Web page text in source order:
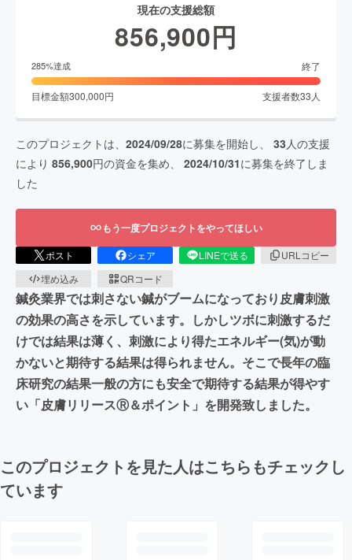
現在の支援総額
856,900円
285%達成 終了
目標金額300,000円 支援者数33 人
このプロジェクトは、 2024/09/28に募集を開始し、 33 人の支援
により 856,900円の資金を集め、 2024/10/31に募集を終了しま
した
もう一度プロジェクトをやってほしい
ポスト シェア LINEで送る
URLコピー
埋め込み
QRコード
鍼灸業界では刺さない鍼がブームになっており皮膚刺激
の効果の高さを示しています。しかしツボに刺激するだ
けでは結果は薄く、刺激により得たエネルギー(気)が動
かないと期待する結果は得られません。そこで長年の臨
床研究の結果一般の方にも安全で期待する結果が得やす
い「皮膚リリースⓇ＆ポイント」を開発致しました。
このプロジェクトを見た人はこちらもチェックし
ています